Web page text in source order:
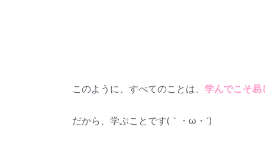
このように、すべてのことは、 学んでこそ易
だから、学ぶことです(｀・ω・´)ゞ